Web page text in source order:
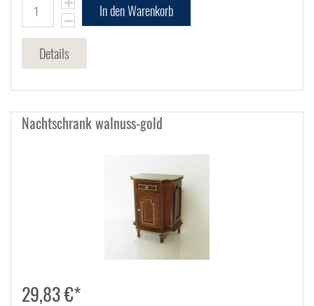
In den Warenkorb
Details
Nachtschrank walnuss-gold
29,83 €*